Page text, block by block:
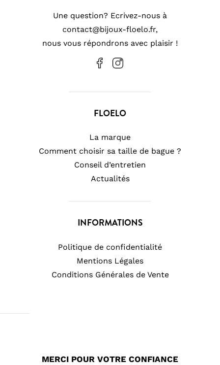
Une question? Ecrivez-nous à
contact@bijoux-floelo.fr,
nous vous répondrons avec plaisir !
FLOELO
La marque
Comment choisir sa taille de bague ?
Conseil d’entretien
Actualités
INFORMATIONS
Politique de confidentialité
Mentions Légales
Conditions Générales de Vente
MERCI POUR VOTRE CONFIANCE